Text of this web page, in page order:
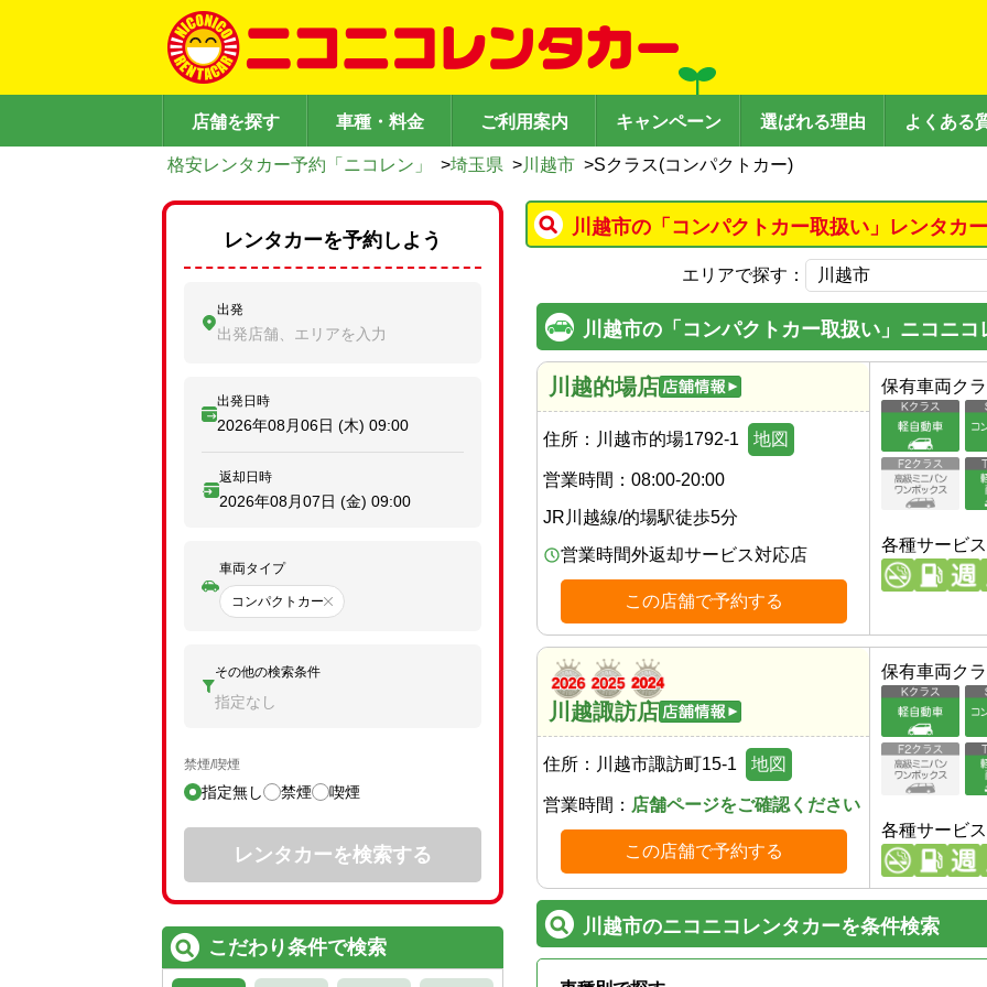
店舗を探す 車種・料金 ご利用案内 キャンペーン 選ばれる理由 よくある
格安レンタカー予約「ニコレン」 >埼玉県 >川越市 >Sクラス(コンパクトカー)
川越市の「コンパクトカー取扱い」レンタカ
エリアで探す：
川越市の「コンパクトカー取扱い」ニコニ
川越的場店
住所： 川越市的場1792-1 地図
営業時間： 08:00-20:00
JR川越線/的場駅徒歩5分
営業時間外返却サービス対応店
この店舗で予約する
保有車両ク
各種サービス
川越諏訪店
住所： 川越市諏訪町15-1 地図
営業時間： 店舗ページをご確認ください
この店舗で予約する
保有車両ク
各種サービス
川越市のニコニコレンタカーを条件検索
レンタカーを予約しよう
出発
出発店舗、エリアを入力
出発日時
2026年08月06日 (木) 09:00
返却日時
2026年08月07日 (金) 09:00
車両タイプ
コンパクトカー
その他の検索条件
指定なし
禁煙/喫煙
指定無し 禁煙 喫煙
レンタカーを検索する
こだわり条件で検索